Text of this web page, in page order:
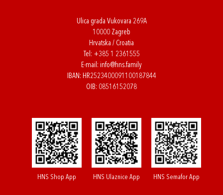
Ulica grada Vukovara 269A
10000 Zagreb
Hrvatska / Croatia
Tel: +385 1 2361555
E-mail: info@hns.family
IBAN: HR2523400091100187844
OIB: 08516152078
HNS Shop App HNS Ulaznice App HNS Semafor App